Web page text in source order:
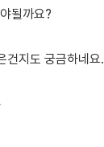
될까요?
건지도 궁금하네요.